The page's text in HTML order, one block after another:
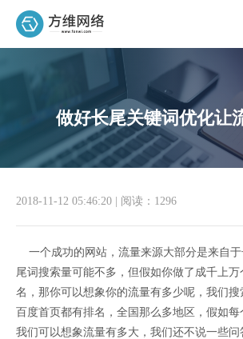
做好长尾关键词优化让
2018-11-12 05:46:20 阅读：1296
一个成功的网站，流量来源大部分是来自于
尾词搜索量可能不多，但假如你做了成千上
名，那你可以想象你的流量有多少呢，我们
百度首页都有排名，全国那么多地区，假如每
我们可以想象流量有多大，我们还不说一些问